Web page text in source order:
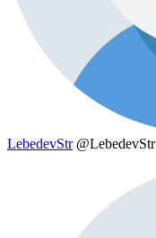
LebedevStr @LebedevStr